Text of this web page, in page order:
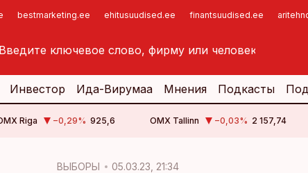
bestmarketing.ee ehitusuudised.ee finantsuudised.ee
Инвестор Ида-Вирумаа Мнения Подкасты
Riga −0,29% 925,6 OMX Tallinn −0,03% 2 157,74
ВЫБОРЫ 05.03.23, 21:34